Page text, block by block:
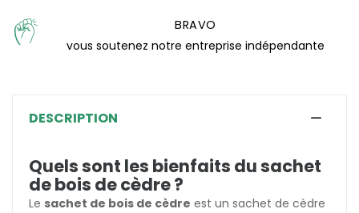
BRAVO
vous soutenez notre entreprise indépendante
DESCRIPTION
Quels sont les bienfaits du sachet
de bois de cèdre ?
Le sachet de bois de cèdre est un sachet de cèdre